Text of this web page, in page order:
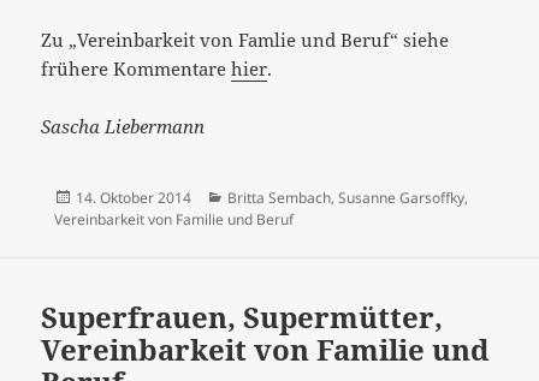
Zu „Vereinbarkeit von Famlie und Beruf“ siehe
frühere Kommentarehier.
Sascha Liebermann
Veröffentlicht
am
14. Oktober 2014 Kategorien
Britta Sembach, Susanne Garsoffky,
Vereinbarkeit von Familie und Beruf
Superfrauen, Supermütter,
Vereinbarkeit von Familie und